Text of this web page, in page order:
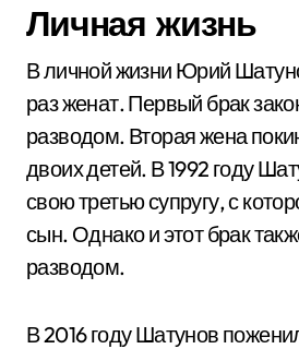
Личная жизнь
В личной жизни Юрий
раз женат. Первый брак
разводом. Вторая жена
двоих детей. В 1992 году
свою третью супругу, с
сын. Однако и этот брак
разводом.
В 2016 году Шатунов